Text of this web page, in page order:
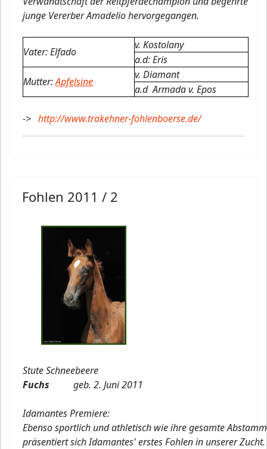
junge Vererber Amadelio hervorgegangen.
Vater: Elfado
v. Kostolany
a.d: Eris
Mutter:Apfelsine
v. Diamant
a.d Armada v. Epos
-> http://www.trakehner-fohlenboerse.de/
Fohlen 2011 / 2
Stute Schneebeere
Fuchs geb. 2. Juni 2011
Idamantes Premiere:
Ebenso sportlich und athletisch wie ihre gesamte
präsentiert sich Idamantes' erstes Fohlen in unserer